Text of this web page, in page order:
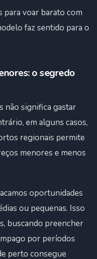
para voar barato com
faz sentido para o
o segredo
não significa gastar
em alguns casos,
regionais permite
menores e menos
oportunidades
ou pequenas. Isso
buscando preencher
por períodos
perto consegue